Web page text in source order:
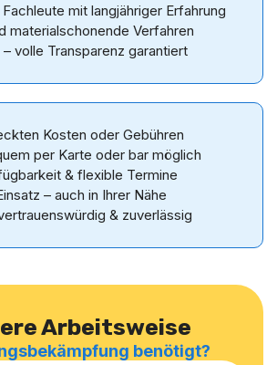
mit langjähriger Erfahrung
materialschonende Verfahren
volle Transparenz garantiert
Kosten oder Gebühren
per Karte oder bar möglich
& flexible Termine
– auch in Ihrer Nähe
& zuverlässig
Arbeitsweise
benötigt?